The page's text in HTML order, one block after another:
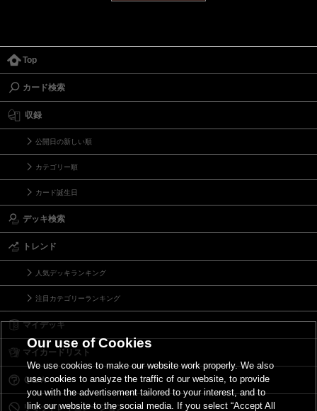
Top
カード検索
収録
公開日の新しい順
カテゴリー順
カード誕生日
デッキ検索
トレンド
人気デッキランキング
注目カテゴリーランキング
マイデッキ
マイカードリスト
Ｑ＆Ａ
リミットレギュレーション
Our use of Cookies
We use cookies to make our website work properly. We also
use cookies to analyze the traffic of our website, to provide
you with the advertisement tailored to your interest, and to
link our website to the social media. If you select “Accept All